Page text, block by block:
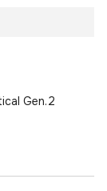
Gen.2